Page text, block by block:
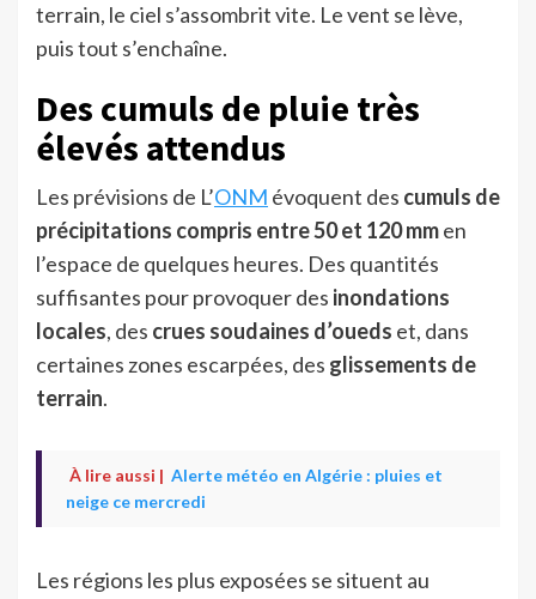
terrain, le ciel s’assombrit vite. Le vent se lève,
puis tout s’enchaîne.
Des cumuls de pluie très
élevés attendus
Les prévisions de L’ONM évoquent des cumuls de
précipitations compris entre 50 et 120 mmen
l’espace de quelques heures. Des quantités
suffisantes pour provoquer des inondations
locales, des crues soudaines d’oueds et, dans
certaines zones escarpées, des glissements de
terrain.
À lire aussi | Alerte météo en Algérie : pluies et
neige ce mercredi
Les régions les plus exposées se situent au